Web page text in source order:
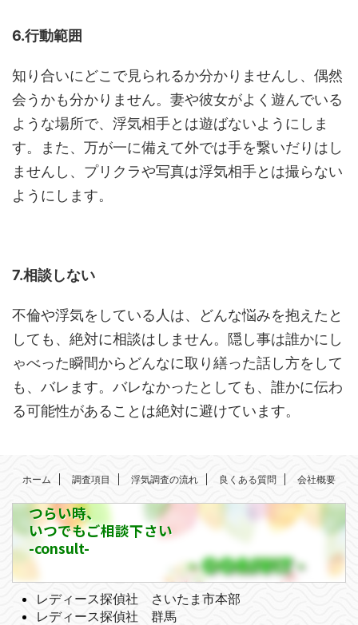
6.行動範囲
知り合いにどこで見られるか分かりませんし、偶然
会うかも分かりません。妻や彼女がよく遊んでいる
ような場所で、浮気相手とは遊ばないようにしま
す。また、万が一に備えて外では手を繋いだりはし
ませんし、プリクラや写真は浮気相手とは撮らない
ようにします。
7.相談しない
不倫や浮気をしている人は、どんな悩みを抱えたと
しても、絶対に相談はしません。隠し事は誰かにし
ゃべった瞬間からどんなに取り繕った話し方をして
も、バレます。バレなかったとしても、誰かに伝わ
る可能性があることは絶対に避けています。
ホーム 調査項目 浮気調査の流れ 良くある質問 会社概要
つらい時、
いつでもご相談下さい
-consult-
レディース探偵社 さいたま市本部
レディース探偵社 群馬